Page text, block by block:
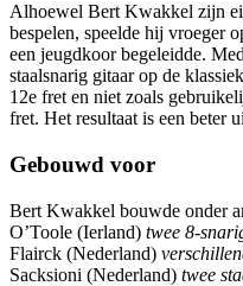
Alhoewel Bert Kwakkel zijn
bespelen, speelde hij vroeger
een jeugdkoor begeleidde.
staalsnarig gitaar op de
12e fret en niet zoals
fret. Het resultaat is een beter
Gebouwd voor
Bert Kwakkel bouwde onder
O’Toole (Ierland) twee 8-
Flairck (Nederland)
Sacksioni (Nederland) twee